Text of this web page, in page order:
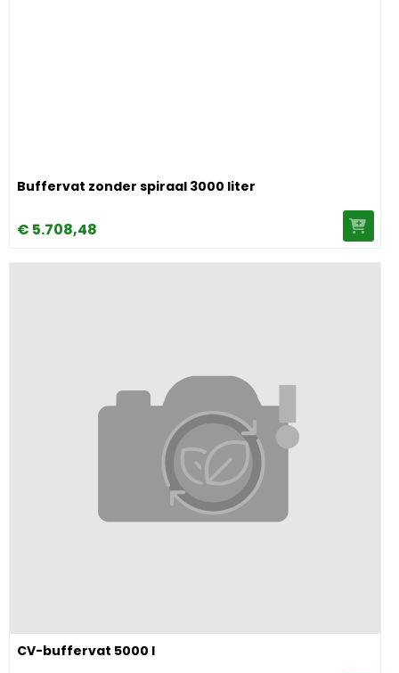
Image Buffervat zonder spiraal 3000 liter
Buffervat zonder spiraal 3000 liter
€ 5.708,48
Image CV-buffervat 5000 l
CV-buffervat 5000 l